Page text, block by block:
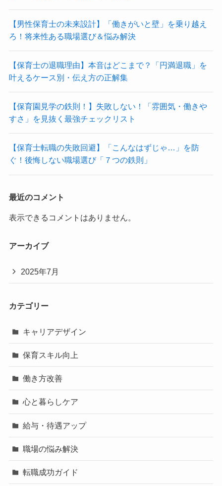
【男性保育士の未来設計】「働きがいと壁」を乗り越え
ろ！将来性ある職場選び＆悩み解決
【保育士の退職理由】本音はどこまで？「円満退職」を
叶えるケース別・伝え方の正解集
【保育園見学の鉄則！】失敗しない！「雰囲気・働きや
すさ」を見抜く最強チェックリスト
【保育士転職の失敗回避】「こんなはずじゃ…」を防
ぐ！後悔しない職場選び「７つの鉄則」
最近のコメント
表示できるコメントはありません。
アーカイブ
2025年7月
カテゴリー
キャリアデザイン
保育スキル向上
働き方改善
心と暮らしケア
給与・待遇アップ
職場の悩み解決
転職成功ガイド